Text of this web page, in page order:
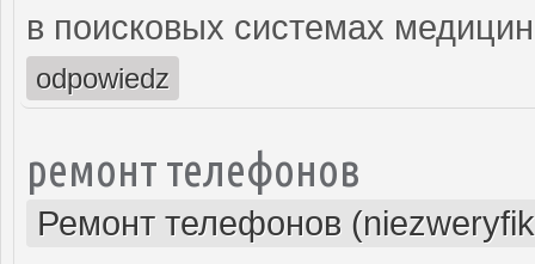
в поисковых системах
odpowiedz
ремонт телефонов
Ремонт телефонов